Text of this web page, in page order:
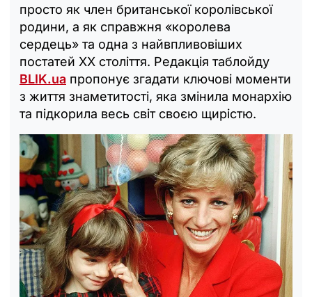
просто як член британської королівської
родини, а як справжня «королева
сердець» та одна з найвпливовіших
постатей XX століття. Редакція таблойду
BLIK.ua пропонує згадати ключові моменти
з життя знаметитості, яка змінила монархію
та підкорила весь світ своєю щирістю.